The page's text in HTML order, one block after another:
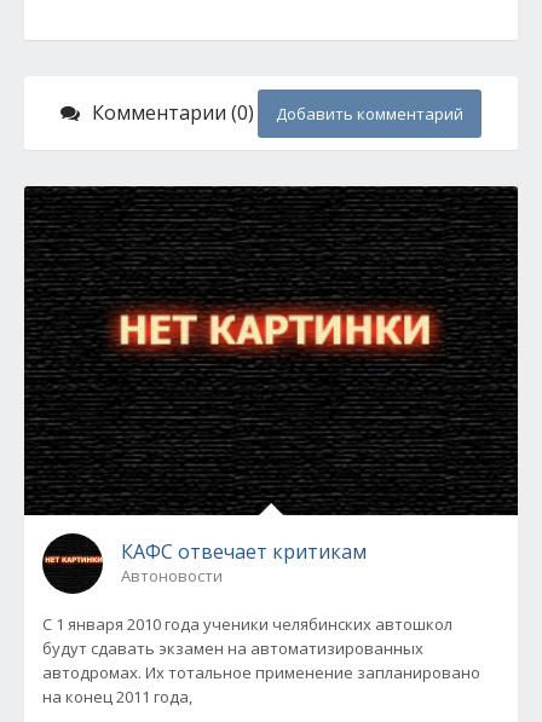
Комментарии (0) Добавить комментарий
КАФС отвечает критикам
Автоновости
С 1 января 2010 года ученики челябинских автошкол
будут сдавать экзамен на автоматизированных
автодромах. Их тотальное применение запланировано
на конец 2011 года,